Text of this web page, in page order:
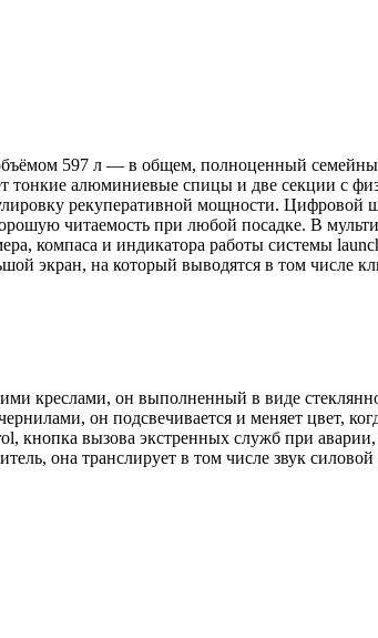
597 л — в общем, полноценный
алюминиевые спицы и две секции с
рекуперативной мощности.
читаемость при любой посадке. В
компаса и индикатора работы системы
экран, на который выводятся в том числе
креслами, он выполненный в виде
он подсвечивается и меняет цвет,
кнопка вызова экстренных служб при
она транслирует в том числе звук